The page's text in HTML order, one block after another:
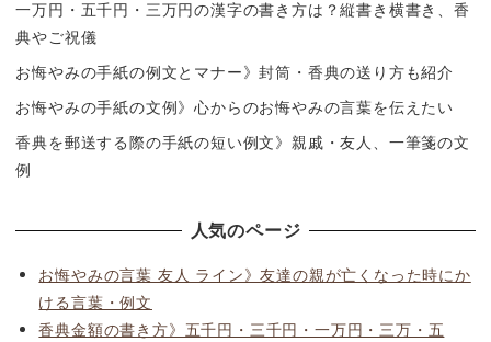
一万円・五千円・三万円の漢字の書き方は？縦書き横書き、香
典やご祝儀
お悔やみの手紙の例文とマナー》封筒・香典の送り方も紹介
お悔やみの手紙の文例》心からのお悔やみの言葉を伝えたい
香典を郵送する際の手紙の短い例文》親戚・友人、一筆箋の文
例
人気のページ
お悔やみの言葉 友人 ライン》友達の親が亡くなった時にか
ける言葉・例文
香典金額の書き方》五千円・三千円・一万円・三万・五